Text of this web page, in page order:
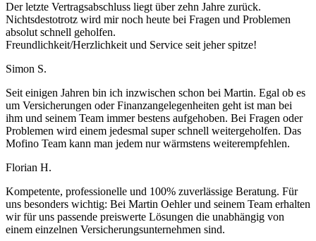
Der letzte Vertragsabschluss liegt über zehn Jahre zurück.
Nichtsdestotrotz wird mir noch heute bei Fragen und Problemen
absolut schnell geholfen.
Freundlichkeit/Herzlichkeit und Service seit jeher spitze!
Simon S.
Seit einigen Jahren bin ich inzwischen schon bei Martin. Egal ob es
um Versicherungen oder Finanzangelegenheiten geht ist man bei
ihm und seinem Team immer bestens aufgehoben. Bei Fragen oder
Problemen wird einem jedesmal super schnell weitergeholfen. Das
Mofino Team kann man jedem nur wärmstens weiterempfehlen.
Florian H.
Kompetente, professionelle und 100% zuverlässige Beratung. Für
uns besonders wichtig: Bei Martin Oehler und seinem Team erhalten
wir für uns passende preiswerte Lösungen die unabhängig von
einem einzelnen Versicherungsunternehmen sind.